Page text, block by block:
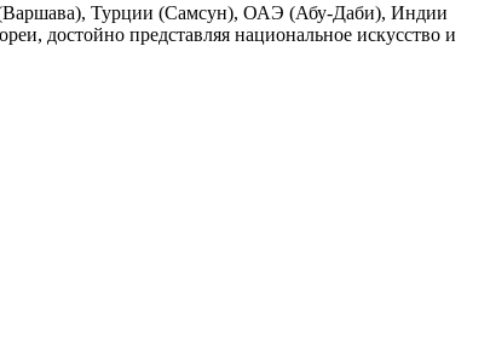
(Варшава), Турции (Самсун), ОАЭ (Абу-Даби), Индии
достойно представляя национальное искусство и